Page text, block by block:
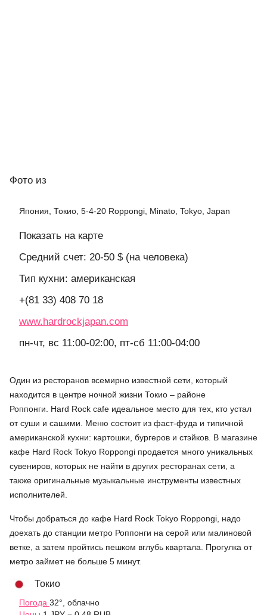
Фото из
Япония, Токио, 5-4-20 Roppongi, Minato, Tokyo, Japan
Показать на карте
Средний счет: 20-50 $ (на человека)
Тип кухни: американская
+(81 33) 408 70 18
www.hardrockjapan.com
пн-чт, вс 11:00-02:00, пт-сб 11:00-04:00
Один из ресторанов всемирно известной сети, который
находится в центре ночной жизни Токио – районе
Роппонги. Hard Rock cafe идеальное место для тех, кто устал
от суши и сашими. Меню состоит из фаст-фуда и типичной
американской кухни: картошки, бургеров и стэйков. В магазине
кафе Hard Rock Tokyo Roppongi продается много уникальных
сувениров, которых не найти в других ресторанах сети, а
также оригинальные музыкальные инструменты известных
исполнителей.
Чтобы добраться до кафе Hard Rock Tokyo Roppongi, надо
доехать до станции метро Роппонги на серой или малиновой
ветке, а затем пройтись пешком вглубь квартала. Прогулка от
метро займет не больше 5 минут.
Токио
Погода 32°, облачно